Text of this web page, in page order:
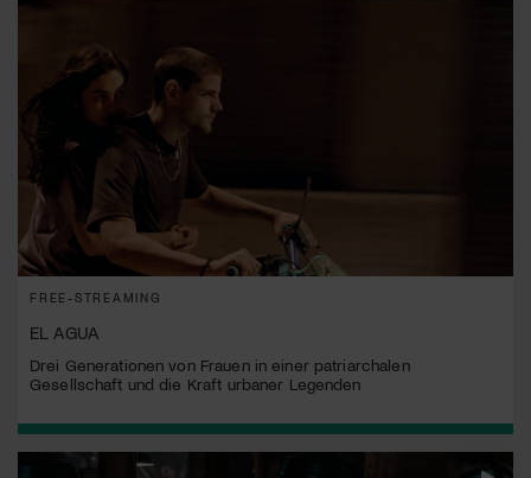
FREE-STREAMING
EL AGUA
Drei Generationen von Frauen in einer patriarchalen
Gesellschaft und die Kraft urbaner Legenden